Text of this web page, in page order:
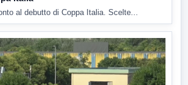
al debutto di Coppa Italia. Scelte...